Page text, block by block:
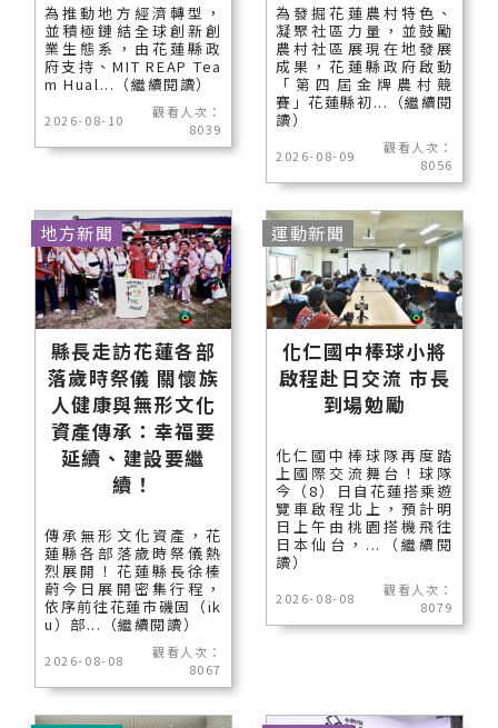
為推動地方經濟轉型，
並積極鏈結全球創新創
業生態系，由花蓮縣政
府支持、MIT REAP Tea
m Hual...（繼續閱讀）
2026-08-10
觀看人次：
8039
為發掘花蓮農村特色、
凝聚社區力量，並鼓勵
農村社區展現在地發展
成果，花蓮縣政府啟動
「第四屆金牌農村競
賽」花蓮縣初...（繼續閱
讀）
2026-08-09
觀看人次：
8056
縣長走訪花蓮各部
落歲時祭儀 關懷族
人健康與無形文化
資產傳承：幸福要
延續、建設要繼
續！
傳承無形文化資產，花
蓮縣各部落歲時祭儀熱
烈展開！花蓮縣長徐榛
蔚今日展開密集行程，
依序前往花蓮市磯固（ik
u）部...（繼續閱讀）
2026-08-08
觀看人次：
8067
地方新聞
化仁國中棒球小將
啟程赴日交流 市長
到場勉勵
化仁國中棒球隊再度踏
上國際交流舞台！球隊
今（8）日自花蓮搭乘遊
覽車啟程北上，預計明
日上午由桃園搭機飛往
日本仙台，...（繼續閱
讀）
2026-08-08
觀看人次：
8079
運動新聞